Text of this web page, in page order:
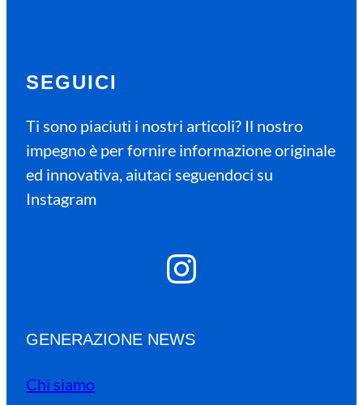
SEGUICI
Ti sono piaciuti i nostri articoli? Il nostro
impegno è per fornire informazione originale
ed innovativa, aiutaci seguendoci su
Instagram
Instagram
GENERAZIONE NEWS
Chi siamo